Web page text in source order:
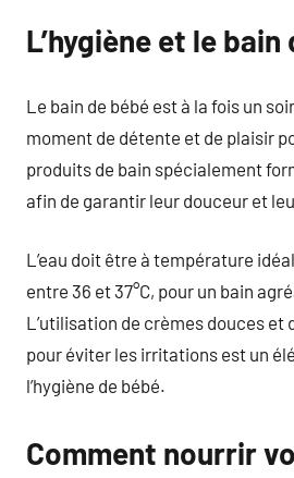
L’hygiène et le bain
Le bain de bébé est à la fois un
moment de détente et de plaisir
produits de bain spécialement
afin de garantir leur douceur et
L’eau doit être à température
entre 36 et 37°C, pour un bain
L’utilisation de crèmes douces et
pour éviter les irritations est un
l’hygiène de bébé.
Comment nourrir